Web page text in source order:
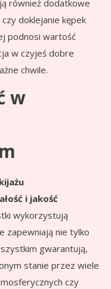
również dodatkowe
czy doklejanie kępek
podnosi wartość
w czyjeś dobre
chwile.
w
i jakość
wykorzystują
zapewniają nie tylko
gwarantują,
stanie przez wiele
czy